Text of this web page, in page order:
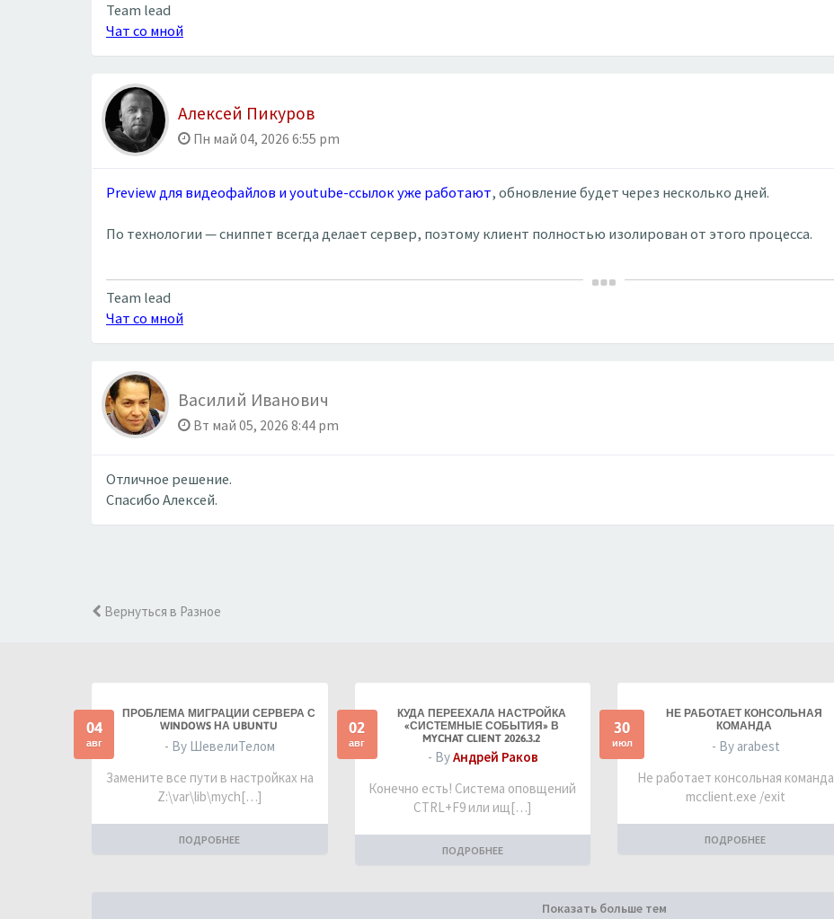
Team lead
Чат со мной
Алексей Пикуров
Пн май 04, 2026 6:55 pm
Preview для видеофайлов и youtube-ссылок уже работают, обновление будет через несколько дней.
По технологии — сниппет всегда делает сервер, поэтому клиент полностью изолирован от этого процесса.
Team lead
Чат со мной
Василий Иванович
Вт май 05, 2026 8:44 pm
Отличное решение.
Спасибо Алексей.
Вернуться в Разное
04
авг
ПРОБЛЕМА МИГРАЦИИ СЕРВЕРА С
WINDOWS НА UBUNTU
- By ШевелиТелом
Замените все пути в настройках на
Z:\var\lib\mych[…]
ПОДРОБНЕЕ
02
авг
КУДА ПЕРЕЕХАЛА НАСТРОЙКА
«СИСТЕМНЫЕ СОБЫТИЯ» В
MYCHAT CLIENT 2026.3.2
- ByАндрей Раков
Конечно есть! Система оповщений
CTRL+F9 или ищ[…]
ПОДРОБНЕЕ
30
июл
НЕ РАБОТАЕТ КОНСОЛЬНАЯ
КОМАНДА
- By arabest
Не работает консольная команда
mcclient.exe /exit
ПОДРОБНЕЕ
Показать больше тем